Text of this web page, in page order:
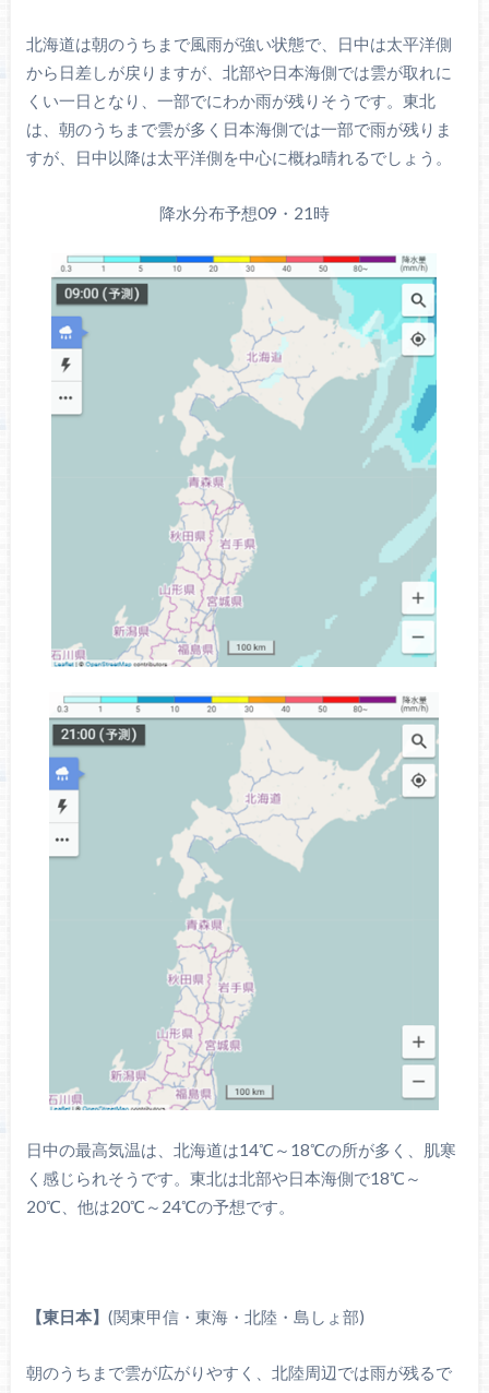
北海道は朝のうちまで風雨が強い状態で、日中は太平洋側
から日差しが戻りますが、北部や日本海側では雲が取れに
くい一日となり、一部でにわか雨が残りそうです。東北
は、朝のうちまで雲が多く日本海側では一部で雨が残りま
すが、日中以降は太平洋側を中心に概ね晴れるでしょう。
降水分布予想09・21時
日中の最高気温は、北海道は14℃～18℃の所が多く、肌寒
く感じられそうです。東北は北部や日本海側で18℃～
20℃、他は20℃～24℃の予想です。
【東日本】 (関東甲信・東海・北陸・島しょ部)
朝のうちまで雲が広がりやすく、北陸周辺では雨が残るで